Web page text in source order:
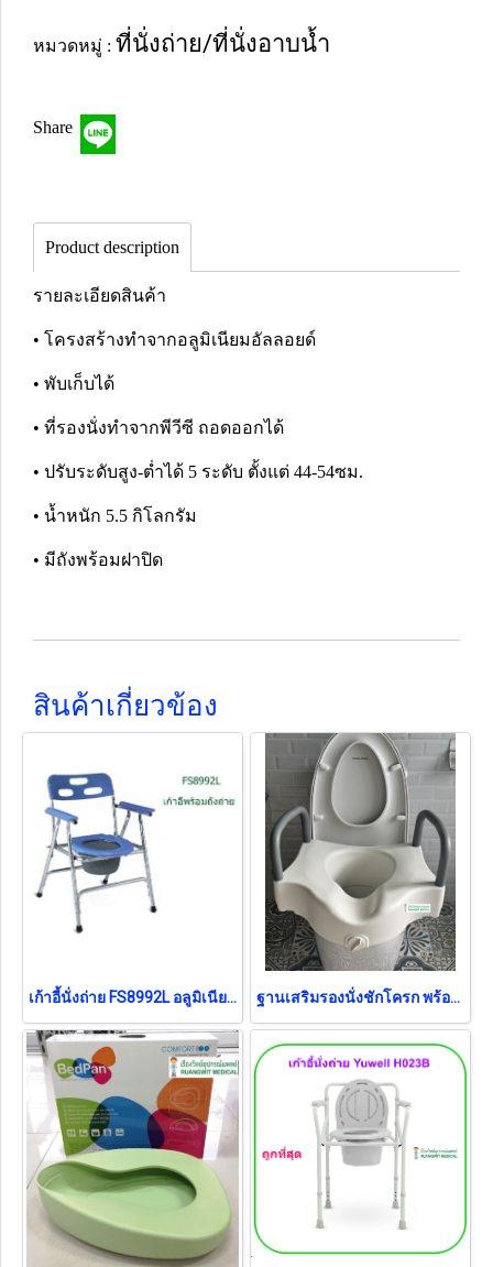
หมวดหมู่ : ที่นั่งถ่าย/ที่นั่งอาบน้ำ
Share
Product description
รายละเอียดสินค้า
• โครงสร้างทำจากอลูมิเนียมอัลลอยด์
• พับเก็บได้
• ที่รองนั่งทำจากพีวีซี ถอดออกได้
• ปรับระดับสูง-ต่ำได้ 5 ระดับ ตั้งแต่ 44-54ซม.
• น้ำหนัก 5.5 กิโลกรัม
• มีถังพร้อมฝาปิด
สินค้าเกี่ยวข้อง
เก้าอี้นั่งถ่าย FS8992L อลูมิเนียม พับได้ (ส่งฟรี) ฐานเสริมรองนั่งชักโครก พร้อมที่จับยึด